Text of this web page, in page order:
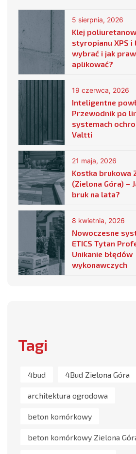
5 sierpnia, 2026
Klej
styropianu XPS i
wybrać i jak
aplikować?
19 czerwca, 2026
Inteligentne
Przewodnik po
systemach
Valtti
21 maja, 2026
Kostka brukowa
(Zielona Góra) –
bruk na lata?
8 kwietnia, 2026
Nowoczesne
ETICS Tytan
Unikanie błędów
wykonawczych
Tagi
4bud 4Bud Zielona Góra
architektura ogrodowa
beton komórkowy
beton komórkowy Zielona